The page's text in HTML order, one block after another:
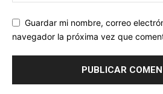
Guardar mi nombre, correo
navegador la próxima vez que